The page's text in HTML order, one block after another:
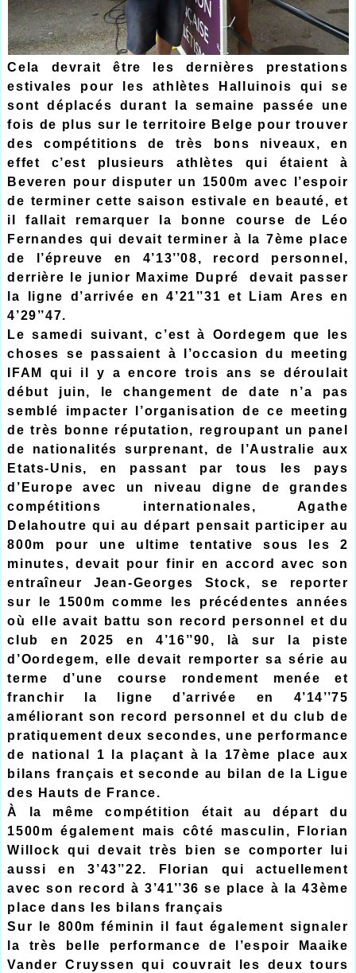
Cela devrait être les dernières prestations
estivales pour les athlètes Halluinois qui se
sont déplacés durant la semaine passée une
fois de plus sur le territoire Belge pour trouver
des compétitions de très bons niveaux, en
effet c’est plusieurs athlètes qui étaient à
Beveren pour disputer un 1500m avec l’espoir
de terminer cette saison estivale en beauté, et
il fallait remarquer la bonne course de Léo
Fernandes qui devait terminer à la 7ème place
de l’épreuve en 4’13’’08, record personnel,
derrière le junior Maxime Dupré devait passer
la ligne d’arrivée en 4’21’’31 et Liam Ares en
4’29’’47.
Le samedi suivant, c’est à Oordegem que les
choses se passaient à l’occasion du meeting
IFAM qui il y a encore trois ans se déroulait
début juin, le changement de date n’a pas
semblé impacter l’organisation de ce meeting
de très bonne réputation, regroupant un panel
de nationalités surprenant, de l’Australie aux
Etats-Unis, en passant par tous les pays
d’Europe avec un niveau digne de grandes
compétitions internationales, Agathe
Delahoutre qui au départ pensait participer au
800m pour une ultime tentative sous les 2
minutes, devait pour finir en accord avec son
entraîneur Jean-Georges Stock, se reporter
sur le 1500m comme les précédentes années
où elle avait battu son record personnel et du
club en 2025 en 4’16’’90, là sur la piste
d’Oordegem, elle devait remporter sa série au
terme d’une course rondement menée et
franchir la ligne d’arrivée en 4’14’’75
améliorant son record personnel et du club de
pratiquement deux secondes, une performance
de national 1 la plaçant à la 17ème place aux
bilans français et seconde au bilan de la Ligue
des Hauts de France.
À la même compétition était au départ du
1500m également mais côté masculin, Florian
Willock qui devait très bien se comporter lui
aussi en 3’43’’22. Florian qui actuellement
avec son record à 3’41’’36 se place à la 43ème
place dans les bilans français
Sur le 800m féminin il faut également signaler
la très belle performance de l’espoir Maaike
Vander Cruyssen qui couvrait les deux tours